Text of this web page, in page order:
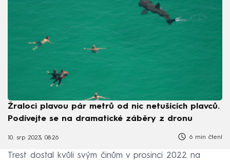
Žraloci plavou pár metrů od nic netušících plavců.
Podívejte se na dramatické záběry z dronu
10. srp 2023, 08:26 6 min čtení
Trest dostal kvůli svým činům v prosinci 2022 na